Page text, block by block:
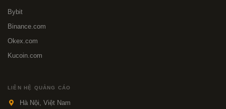
Bybit
Binance.com
Okex.com
Kucoin.com
LIÊN HỆ QUẢNG CÁO
Hà Nội, Việt Nam